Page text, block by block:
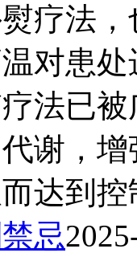
疗法
对患
法已
谢，
达到
忌